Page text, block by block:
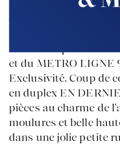
vendu
et du METRO LIGNE
Exclusivité. Coup de
en duplex EN
pièces au charme de
moulures et belle
dans une jolie petite